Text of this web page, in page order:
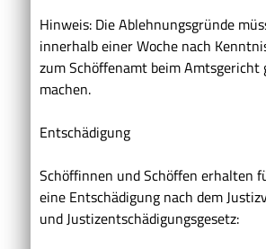
Hinweis: Die Ablehnungsgründe
innerhalb einer Woche nach
zum Schöffenamt beim Amtsgericht
machen.
Entschädigung
Schöffinnen und Schöffen erhalten
eine Entschädigung nach dem
und Justizentschädigungsgesetz: